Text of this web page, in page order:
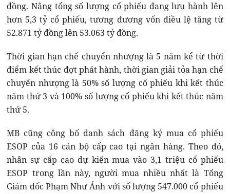
đồng. Nâng tổng số lượng cổ phiếu đang lưu hành lên
hơn 5,3 tỷ cổ phiếu, tương đương vốn điều lệ tăng từ
52.871 tỷ đồng lên 53.063 tỷ đồng.
Thời gian hạn chế chuyển nhượng là 5 năm kể từ thời
điểm kết thúc đợt phát hành, thời gian giải tỏa hạn chế
chuyển nhượng là 50% số lượng cổ phiếu khi kết thúc
năm thứ 3 và 100% số lượng cổ phiếu khi kết thúc năm
thứ 5.
MB cũng công bố danh sách đăng ký mua cổ phiếu
ESOP của 16 cán bộ cấp cao tại ngân hàng. Theo đó,
nhân sự cấp cao dự kiến mua vào 3,1 triệu cổ phiếu
ESOP trong lần này, người mua nhiều nhất là Tổng
Giám đốc Phạm Như Ánh với số lượng 547.000 cổ phiếu